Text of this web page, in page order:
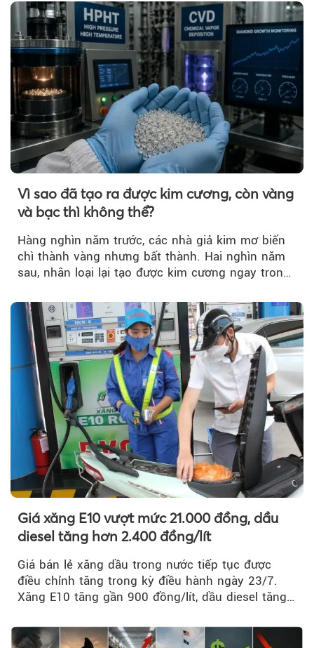
Vì sao đã tạo ra được kim cương, còn vàng
và bạc thì không thể?
Hàng nghìn năm trước, các nhà giả kim mơ biến
chì thành vàng nhưng bất thành. Hai nghìn năm
sau, nhân loại lại tạo được kim cương ngay trong
Giá xăng E10 vượt mức 21.000 đồng, dầu
diesel tăng hơn 2.400 đồng/lít
Giá bán lẻ xăng dầu trong nước tiếp tục được
điều chỉnh tăng trong kỳ điều hành ngày 23/7.
Xăng E10 tăng gần 900 đồng/lít, dầu diesel tăng